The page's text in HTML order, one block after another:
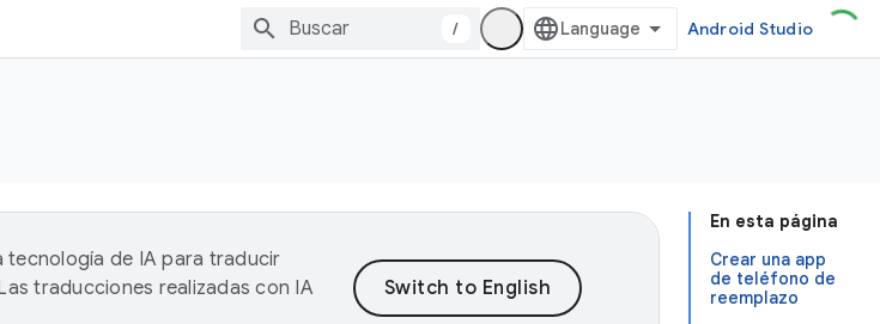
/ Android Studio
En esta página
Crear una app
de teléfono de
reemplazo
tecnología de IA para traducir
traducciones realizadas con IA